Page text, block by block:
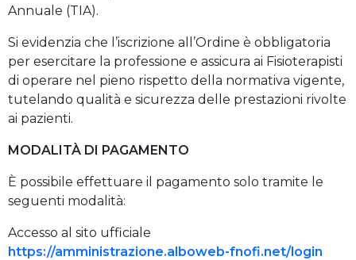
Annuale (TIA).
Si evidenzia che l’iscrizione all’Ordine è obbligatoria
per esercitare la professione e assicura ai Fisioterapisti
di operare nel pieno rispetto della normativa vigente,
tutelando qualità e sicurezza delle prestazioni rivolte
ai pazienti.
MODALITÀ DI PAGAMENTO
È possibile effettuare il pagamento solo tramite le
seguenti modalità:
Accesso al sito ufficiale
https://amministrazione.alboweb-fnofi.net/login